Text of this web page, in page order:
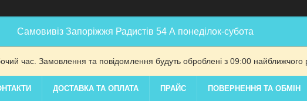
Самовивіз Запоріжжя Радистів 54 А понеділок-субота
час. Замовлення та повідомлення будуть оброблені з 09:00 найближчого
ДОСТАВКА ТА ОПЛАТА ПРАЙС ПОВЕРНЕННЯ ТА ОБМІН